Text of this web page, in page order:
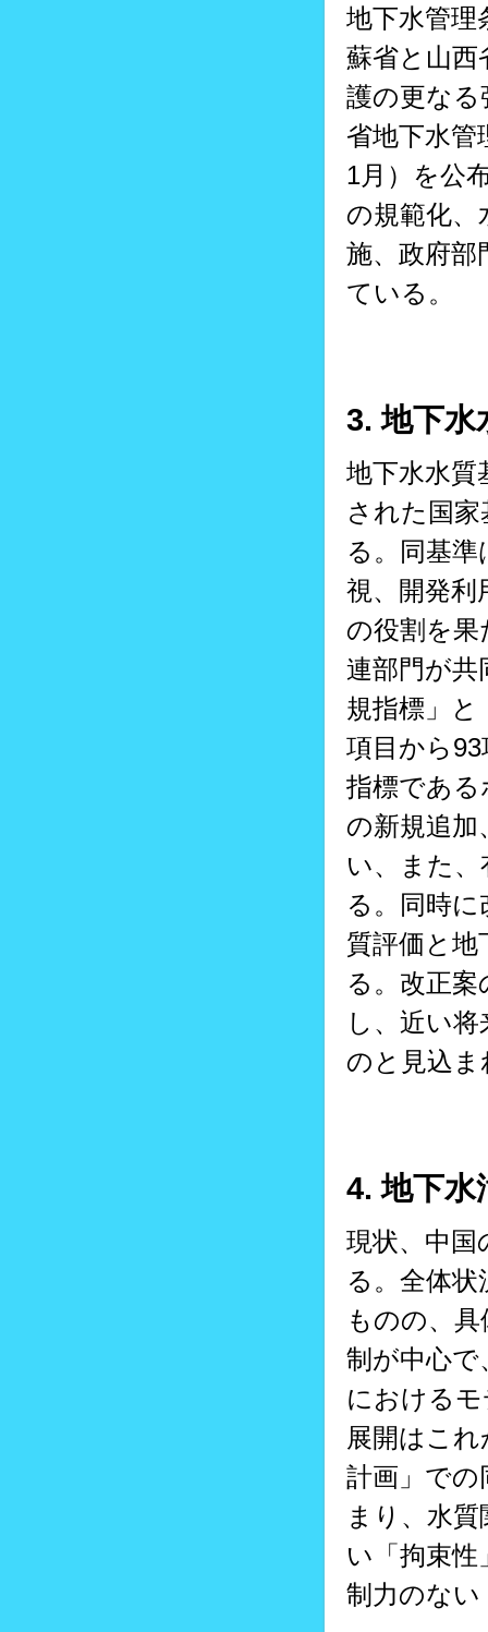
地下水管理
蘇省と山西
護の更なる
省地下水管
1月）を公
の規範化、
施、政府部
ている。
3. 地下水
地下水水質
された国
る。同基
視、開発利
の役割を
連部門が共
規指標」と
項目から
指標であ
の新規追
い、また
る。同時
質評価と
る。改正
し、近い
のと見込ま
4. 地下水
現状、中国
る。全体
ものの、
制が中心で
における
展開はこ
計画」で
まり、水
い「拘束
制力のない